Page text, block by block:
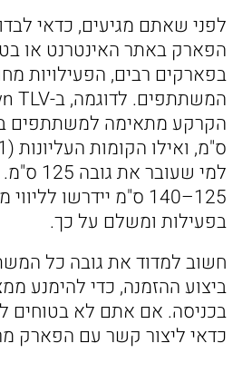
לפני שאתם מגיעים, כדאי
הפארק באתר האינטרנט או
בפארקים רבים, הפעילויות
למי
125–140 ס"מ יידרשו
בפעילות ומשלם על כך.
חשוב למדוד את גובה כל
ביצוע ההזמנה, כדי להימנע
בכניסה. אם אתם לא בטוחים
כדאי ליצור קשר עם הפארק